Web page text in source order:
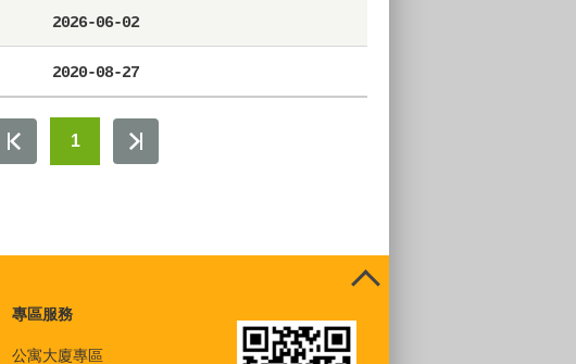
2026-06-02
2020-08-27
1
專區服務
公寓大廈專區